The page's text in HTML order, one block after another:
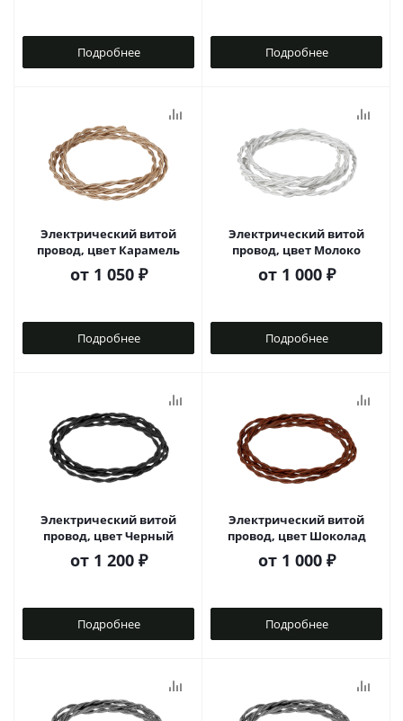
Подробнее Подробнее
Электрический витой
провод, цвет Карамель
от 1 050 ₽
Подробнее
Электрический витой
провод, цвет Молоко
от 1 000 ₽
Подробнее
Электрический витой
провод, цвет Черный
от 1 200 ₽
Подробнее
Электрический витой
провод, цвет Шоколад
от 1 000 ₽
Подробнее